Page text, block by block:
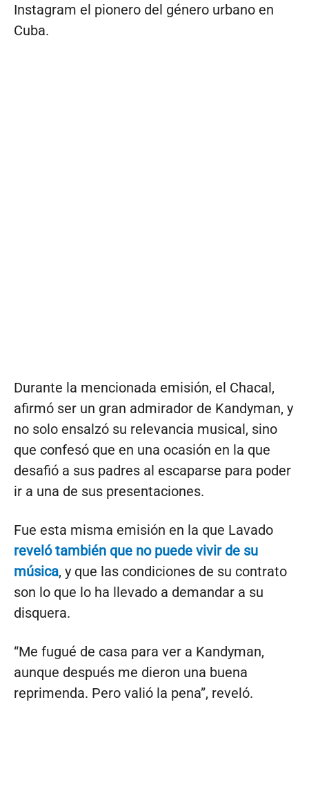
Instagram el pionero del género urbano en
Cuba.
Durante la mencionada emisión, el Chacal,
afirmó ser un gran admirador de Kandyman, y
no solo ensalzó su relevancia musical, sino
que confesó que en una ocasión en la que
desafió a sus padres al escaparse para poder
ir a una de sus presentaciones.
Fue esta misma emisión en la que Lavado
reveló también que no puede vivir de su
música, y que las condiciones de su contrato
son lo que lo ha llevado a demandar a su
disquera.
“Me fugué de casa para ver a Kandyman,
aunque después me dieron una buena
reprimenda. Pero valió la pena”, reveló.